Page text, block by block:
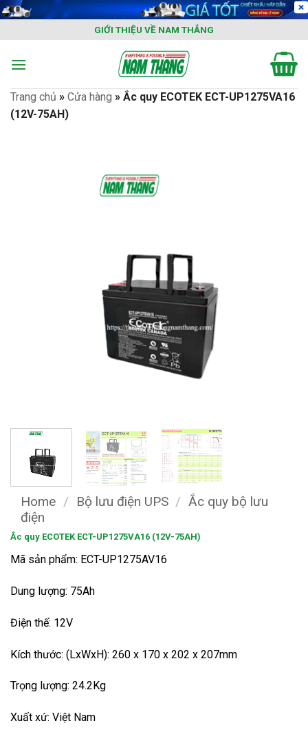
Skip
content
GIỚI THIỆU VỀ NAM THẮNG
Trang chủ » Cửa hàng » Ắc quy ECOTEK ECT-UP1275VA16
(12V-75AH)
Home / Bộ lưu điện UPS / Ắc quy bộ lưu
điện
Ắc quy ECOTEK ECT-UP1275VA16 (12V-75AH)
Mã sản phẩm: ECT-UP1275AV16
Dung lượng: 75Ah
Điện thế: 12V
Kích thước: (LxWxH): 260 x 170 x 202 x 207mm
Trọng lượng: 24.2Kg
Xuất xứ: Việt Nam